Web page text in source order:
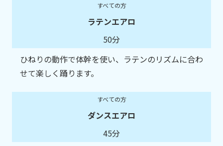
すべての方
ラテンエアロ
50分
ひねりの動作で体幹を使い、ラテンのリズムに合わ
せて楽しく踊ります。
すべての方
ダンスエアロ
45分